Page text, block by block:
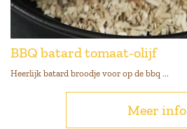
BBQ batard tomaat-olijf
Heerlijk batard broodje voor op de bbq ...
Meer info